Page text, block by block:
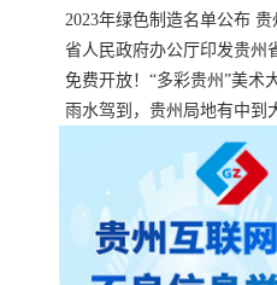
名额
2023年绿色制造名单公布
色工厂
省人民政府办公厅印发贵州
资工作实施细则
免费开放！“多彩贵州”美术
展，持续至1月19日
雨水驾到，贵州局地有中到